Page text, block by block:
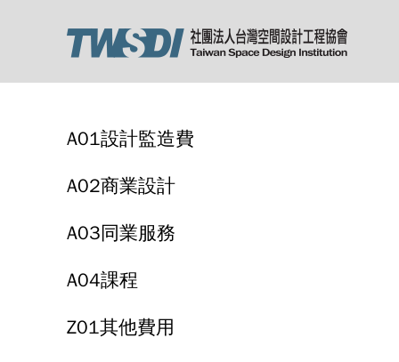
A01設計監造費
A02商業設計
A03同業服務
A04課程
Z01其他費用